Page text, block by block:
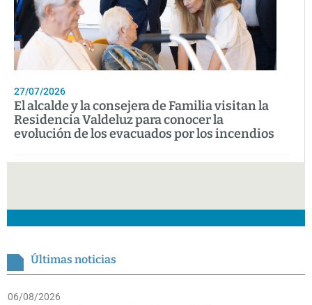
27/07/2026
El alcalde y la consejera de Familia visitan la
Residencia Valdeluz para conocer la
evolución de los evacuados por los incendios
Últimas noticias
06/08/2026